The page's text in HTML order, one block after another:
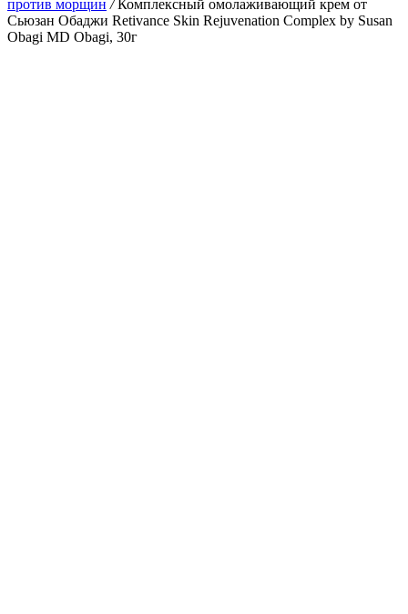
против морщин / Комплексный омолаживающий крем от
Сьюзан Обаджи Retivance Skin Rejuvenation Complex by Susan
Obagi MD Obagi, 30г